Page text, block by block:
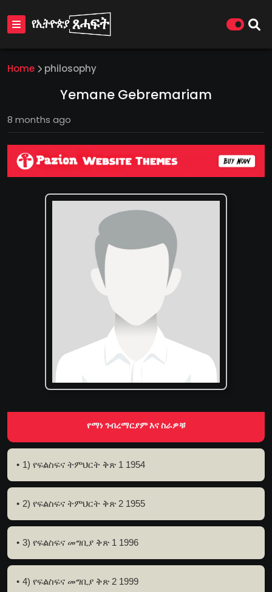
Home philosophy
Yemane Gebremariam
8 months ago
የማነ ገብረማርያም እና ስራዎቹ
1) የፍልስፍና ትምህርት ቅጽ 1 1954
2) የፍልስፍና ትምህርት ቅጽ 2 1955
3) የፍልስፍና መግቢያ ቅጽ 1 1996
4) የፍልስፍና መግቢያ ቅጽ 2 1999